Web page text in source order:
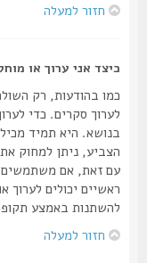
חזור למעלה
כיצד אני ערוך או מוחק
כמו בהודעות, רק השולח
לערוך סקרים. כדי לערוך
בנושא. היא תמיד מכילה
הצביע, ניתן למחוק את
עם זאת, אם משתמשים כבר
ראשיים יכולים לערוך או
להשתנות באמצע תקופת
חזור למעלה